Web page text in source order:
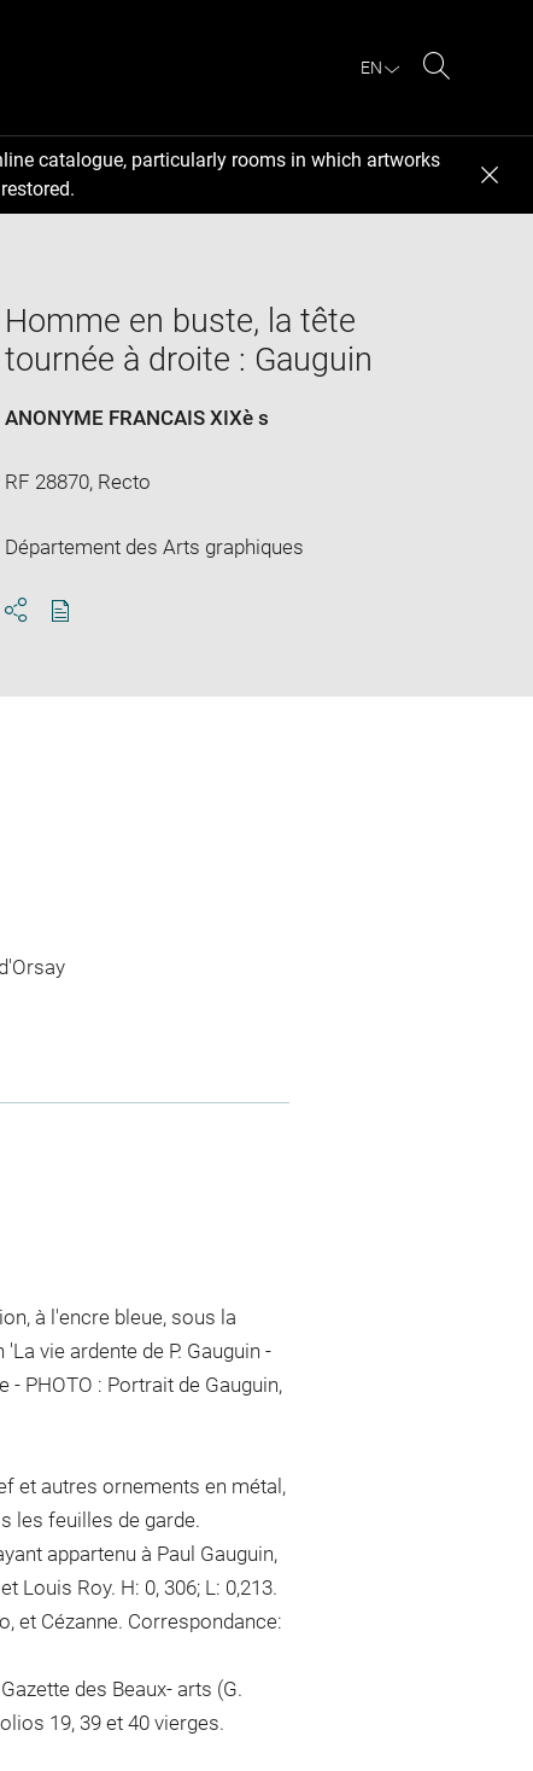
EN
catalogue, particularly rooms in which artworks
Homme en buste, la tête
tournée à droite : Gauguin
ANONYME FRANCAIS XIXè s
RF 28870, Recto
Département des Arts graphiques
à l'encre bleue, sous la
vie ardente de P. Gauguin -
- PHOTO : Portrait de Gauguin,
et autres ornements en métal,
les feuilles de garde.
appartenu à Paul Gauguin,
Louis Roy. H: 0, 306; L: 0,213.
et Cézanne. Correspondance:
des Beaux- arts (G.
19, 39 et 40 vierges.